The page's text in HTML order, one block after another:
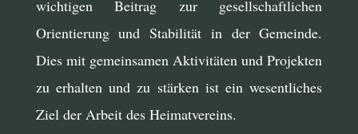
wichtigen Beitrag zur gesellschaftlichen
Orientierung und Stabilität in der Gemeinde.
Dies mit gemeinsamen Aktivitäten und Projekten
zu erhalten und zu stärken ist ein wesentliches
Ziel der Arbeit des Heimatvereins.